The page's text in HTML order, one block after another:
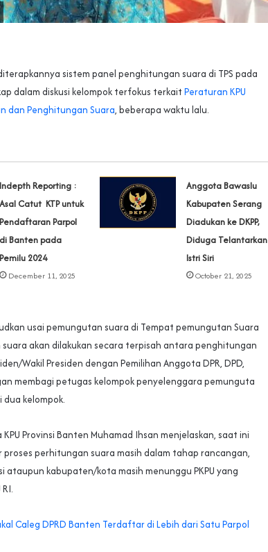
sistem panel penghitungan suara di TPS pada
dalam diskusi kelompok terfokus terkait Peraturan KPU
dan Penghitungan Suara, beberapa waktu lalu.
Indepth Reporting :
Asal Catut KTP untuk
Pendaftaran Parpol
di Banten pada
Pemilu 2024
December 11, 2025
Anggota Bawaslu
Kabupaten Serang
Diadukan ke DKPP,
Diduga Telantarkan
Istri Siri
October 21, 2025
usai pemungutan suara di Tempat pemungutan Suara
suara akan dilakukan secara terpisah antara penghitungan
Wakil Presiden dengan Pemilihan Anggota DPR, DPD,
membagi petugas kelompok penyelenggara pemunguta
dua kelompok.
Provinsi Banten Muhamad Ihsan menjelaskan, saat ini
proses perhitungan suara masih dalam tahap rancangan,
ataupun kabupaten/kota masih menunggu PKPU yang
Caleg DPRD Banten Terdaftar di Lebih dari Satu Parpol